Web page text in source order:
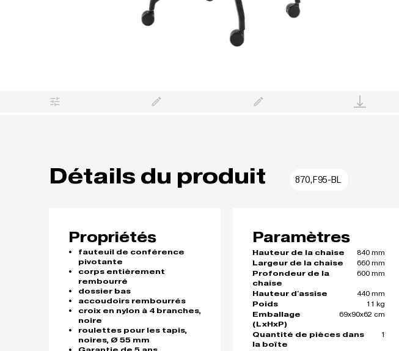
Détails du produit 870,F95-BL
Propriétés
fauteuil de conférence
pivotante
corps entièrement
rembourré
dossier bas
accoudoirs rembourrés
croix en nylon à 4 branches,
noire
roulettes pour les tapis,
noires, Ø 55 mm
Paramètres
Hauteur de la chaise
840 mm
Largeur de la chaise
660 mm
Profondeur de la
chaise
600 mm
Hauteur d'assise
440 mm
Poids
11 kg
Emballage
(LxHxP)
69x90x62 cm
Quantité de pièces dans
la boîte
1